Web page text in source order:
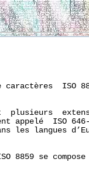
caractères  ISO
plusieurs
appelé  ISO
les langues
8859 se compose